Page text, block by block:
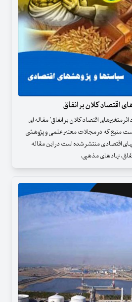
اقتصاد کلان بر انفاق
متغیرهای اقتصاد کلان بر انفاق" مقاله ای
22 صفحه و با 69 فهرست منبع که در مجلات معتبر علمی و پژوهشی
اقتصادی منتشر شده است در این مقاله
نهادهای مذهبی،